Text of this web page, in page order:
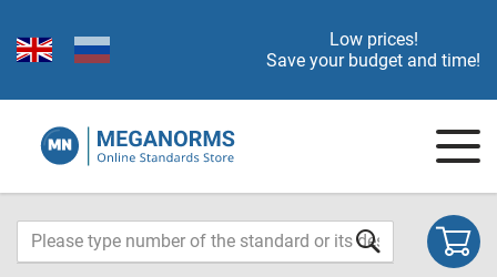
Low prices!
Save your budget and time!